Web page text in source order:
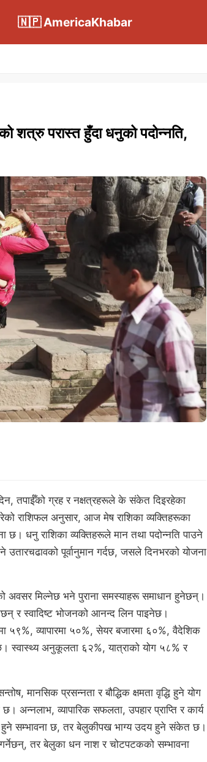
🇳🇵 AmericaKhabar
परास्त हुँदा धनुको पदोन्नति,
तपाईँको ग्रह र नक्षत्रहरूले के संकेत दिइरहेका
राशिफल अनुसार, आज मेष राशिका व्यक्तिहरूका
छ। धनु राशिका व्यक्तिहरूले मान तथा पदोन्नति पाउने
पूर्वानुमान गर्दछ, जसले दिनभरको योजना
अवसर मिल्नेछ भने पुराना समस्याहरू समाधान हुनेछन्।
र स्वादिष्ट भोजनको आनन्द लिन पाइनेछ।
५९%, व्यापारमा ५०%, सेयर बजारमा ६०%, वैदेशिक
स्वास्थ्य अनुकूलता ६२%, यात्राको योग ५८% र
मानसिक प्रसन्नता र बौद्धिक क्षमता वृद्धि हुने योग
अन्नलाभ, व्यापारिक सफलता, उपहार प्राप्ति र कार्य
हुने सम्भावना छ, तर बेलुकीपख भाग्य उदय हुने संकेत छ।
गर्नेछन्, तर बेलुका धन नाश र चोटपटकको सम्भावना